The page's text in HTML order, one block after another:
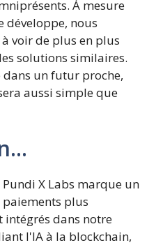
À mesure
développe, nous
voir de plus en plus
solutions similaires.
dans un futur proche,
aussi simple que
X Labs marque un
plus
intégrés dans notre
l'IA à la blockchain,